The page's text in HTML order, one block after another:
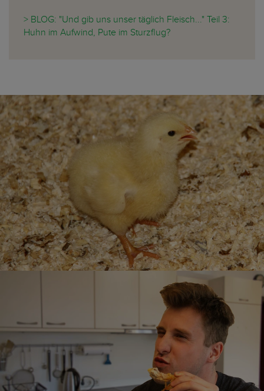
> BLOG: "Und gib uns unser täglich Fleisch..." Teil 3:
Huhn im Aufwind, Pute im Sturzflug?